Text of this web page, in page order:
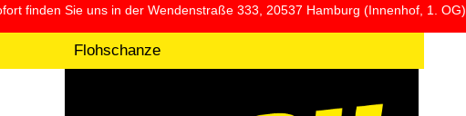
finden Sie uns in der Wendenstraße 333, 20537 Hamburg (Innenhof, 1. OG).
Flohschanze